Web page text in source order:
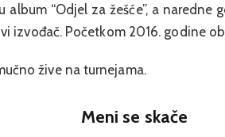
album “Odjel za žešće”, a naredne
izvođač. Početkom 2016. godine
žive na turnejama.
Meni se skače